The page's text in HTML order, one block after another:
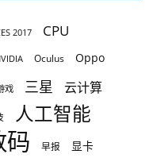
2017 CPU
Oculus Oppo
戏 三星 云计算
人工智能
码 早报 显卡